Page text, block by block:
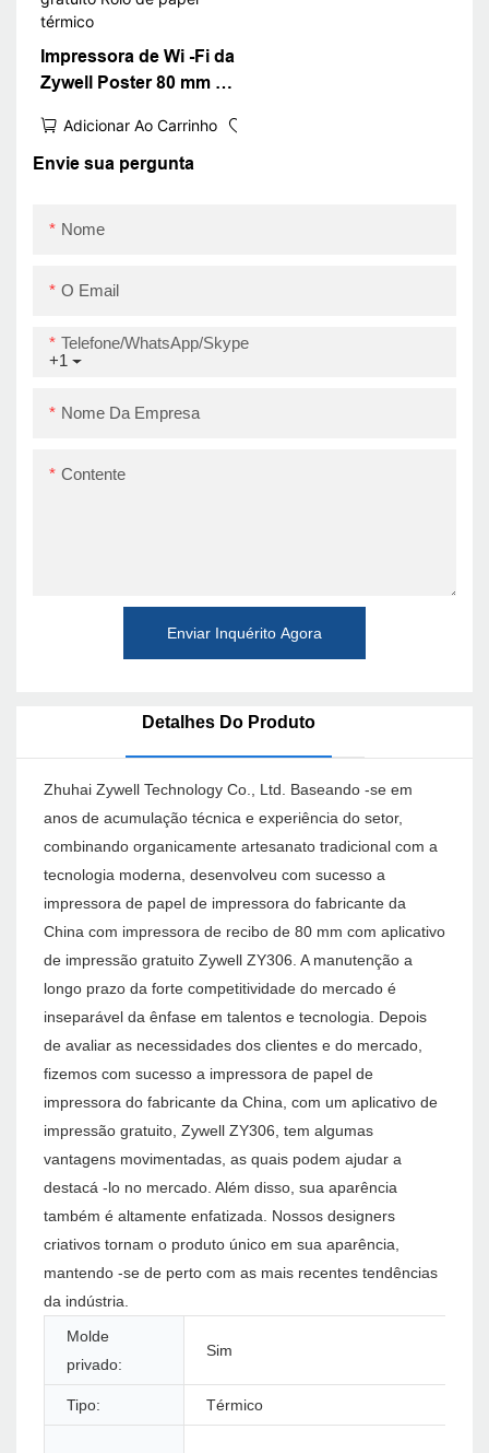
Impressora de Wi -Fi da
Zywell Poster 80 mm de
software de impressão
gratuito Rolo de papel
Adicionar Ao Carrinho
Envie sua pergunta
Nome
O Email
+1
Telefone/WhatsApp/Skype
Nome Da Empresa
Contente
Enviar Inquérito Agora
Detalhes Do Produto
Zhuhai Zywell Technology Co., Ltd. Baseando -se em
anos de acumulação técnica e experiência do setor,
combinando organicamente artesanato tradicional com a
tecnologia moderna, desenvolveu com sucesso a
impressora de papel de impressora do fabricante da
China com impressora de recibo de 80 mm com aplicativo
de impressão gratuito Zywell ZY306. A manutenção a
longo prazo da forte competitividade do mercado é
inseparável da ênfase em talentos e tecnologia. Depois
de avaliar as necessidades dos clientes e do mercado,
fizemos com sucesso a impressora de papel de
impressora do fabricante da China, com um aplicativo de
impressão gratuito, Zywell ZY306, tem algumas
vantagens movimentadas, as quais podem ajudar a
destacá -lo no mercado. Além disso, sua aparência
também é altamente enfatizada. Nossos designers
criativos tornam o produto único em sua aparência,
mantendo -se de perto com as mais recentes tendências
da indústria.
Molde
privado:
Sim
Tipo: Térmico